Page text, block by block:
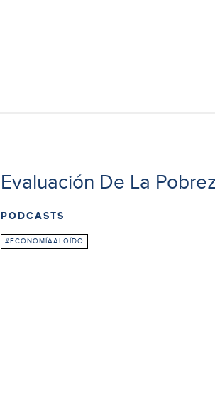
Evaluación De La
PODCASTS
#ECONOMÍAALOÍDO